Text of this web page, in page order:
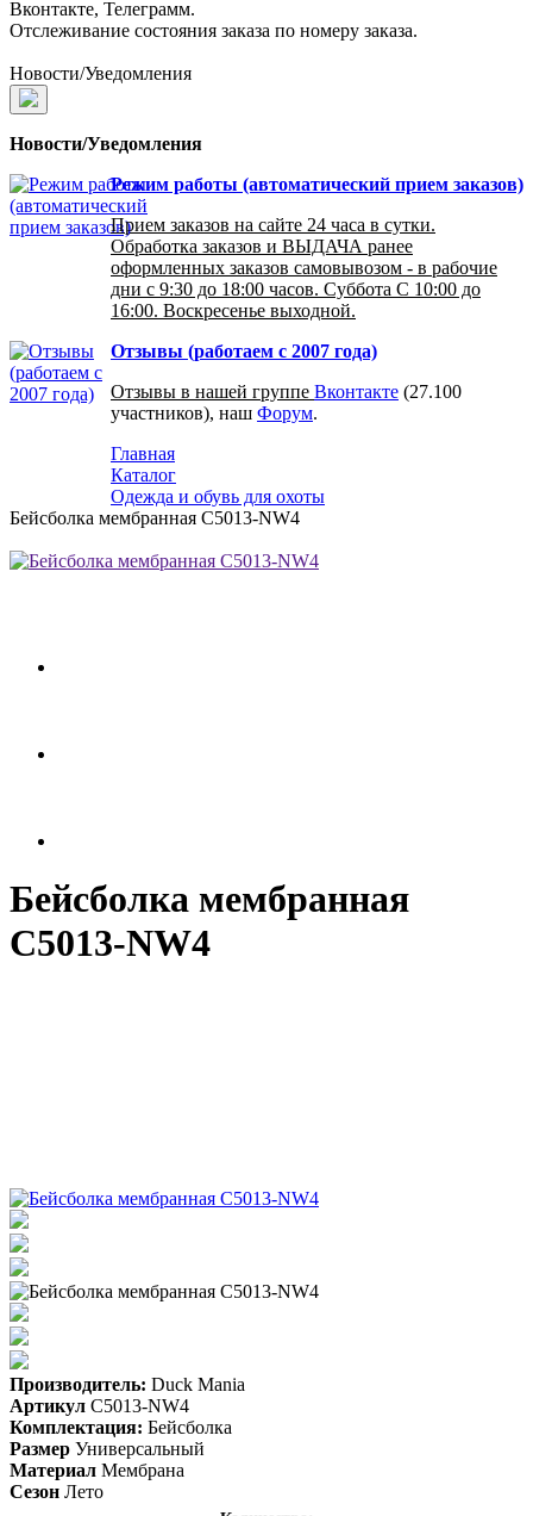
Вконтакте, Телеграмм.
Отслеживание состояния заказа по номеру заказа.
Новости/Уведомления
Новости/Уведомления
Режим работы (автоматический прием заказов)
Прием заказов на сайте 24 часа в сутки.
Обработка заказов и ВЫДАЧА ранее
оформленных заказов самовывозом - в рабочие
дни с 9:30 до 18:00 часов. Суббота С 10:00 до
16:00. Воскресенье выходной.
Отзывы (работаем с 2007 года)
Отзывы в нашей группе Вконтакте (27.100
участников), наш Форум.
Главная
Каталог
Одежда и обувь для охоты
Бейсболка мембранная С5013-NW4
Бейсболка мембранная
С5013-NW4
Производитель: Duck Mania
Артикул C5013-NW4
Комплектация: Бейсболка
Размер Универсальный
Материал Мембрана
Сезон Лето